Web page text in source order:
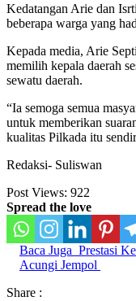
Kedatangan Arie dan
beberapa warga yang
Kepada media, Arie
memilih kepala daerah
sewatu daerah.
“Ia semoga semua
untuk memberikan
kualitas Pilkada itu
Redaksi- Suliswan
Post Views: 922
Spread the love
Baca Juga Prestasi
Acungi Jempol
Share :